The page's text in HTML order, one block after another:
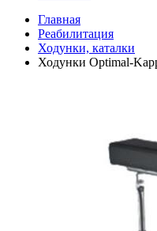
Главная
Реабилитация
Ходунки, каталки
Ходунки Optimal-